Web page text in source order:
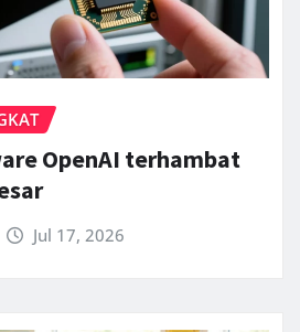
OpenAI terhambat
Jul 17, 2026